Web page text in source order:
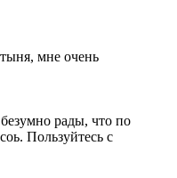
мне очень
рады, что по
Пользуйтесь с